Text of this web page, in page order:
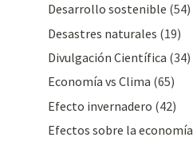
Desarrollo sostenible (54)
Desastres naturales (19)
Divulgación Cientí­fica (34)
Economía vs Clima (65)
Efecto invernadero (42)
Efectos sobre la economía